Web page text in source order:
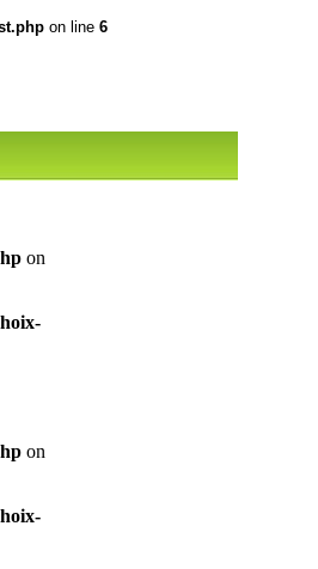
on line 6
on
on